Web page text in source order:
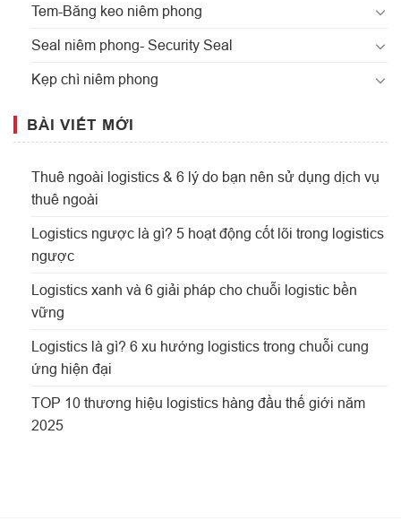
Tem-Băng keo niêm phong
Seal niêm phong- Security Seal
Kẹp chì niêm phong
BÀI VIẾT MỚI
Thuê ngoài logistics & 6 lý do bạn nên sử dụng dịch vụ
thuê ngoài
Logistics ngược là gì? 5 hoạt động cốt lõi trong logistics
ngược
Logistics xanh và 6 giải pháp cho chuỗi logistic bền
vững
Logistics là gì? 6 xu hướng logistics trong chuỗi cung
ứng hiện đại
TOP 10 thương hiệu logistics hàng đầu thế giới năm
2025